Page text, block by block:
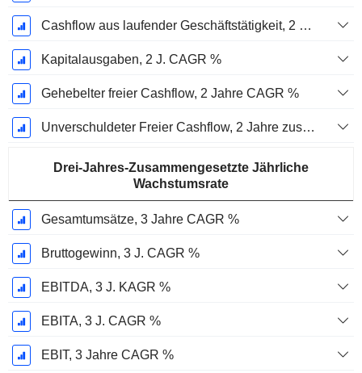
Cashflow aus laufender Geschäftstätigkeit, 2 Jahre CAGR %
Kapitalausgaben, 2 J. CAGR %
Gehebelter freier Cashflow, 2 Jahre CAGR %
Unverschuldeter Freier Cashflow, 2 Jahre zusammengesetzte jährliche Wachstumsrate %
Drei-Jahres-Zusammengesetzte Jährliche
Wachstumsrate
Gesamtumsätze, 3 Jahre CAGR %
Bruttogewinn, 3 J. CAGR %
EBITDA, 3 J. KAGR %
EBITA, 3 J. CAGR %
EBIT, 3 Jahre CAGR %